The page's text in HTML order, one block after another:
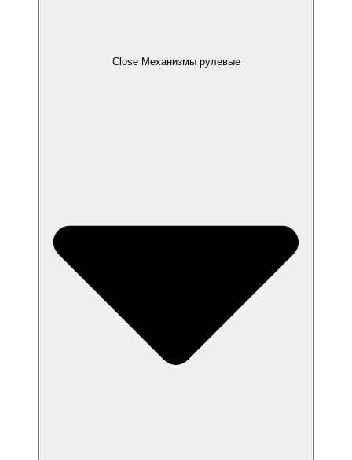
Close Механизмы рулевые